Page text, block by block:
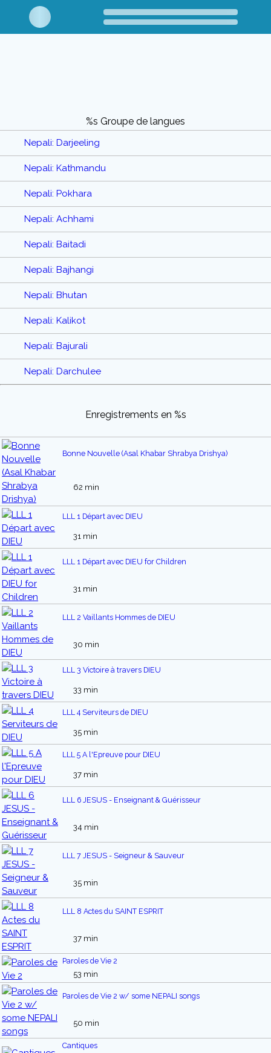
%s Groupe de langues
Nepali: Darjeeling
Nepali: Kathmandu
Nepali: Pokhara
Nepali: Achhami
Nepali: Baitadi
Nepali: Bajhangi
Nepali: Bhutan
Nepali: Kalikot
Nepali: Bajurali
Nepali: Darchulee
Enregistrements en %s
Bonne Nouvelle (Asal Khabar Shrabya Drishya)
62 min
LLL 1 Départ avec DIEU
31 min
LLL 1 Départ avec DIEU for Children
31 min
LLL 2 Vaillants Hommes de DIEU
30 min
LLL 3 Victoire à travers DIEU
33 min
LLL 4 Serviteurs de DIEU
35 min
LLL 5 A l'Epreuve pour DIEU
37 min
LLL 6 JESUS - Enseignant & Guérisseur
34 min
LLL 7 JESUS - Seigneur & Sauveur
35 min
LLL 8 Actes du SAINT ESPRIT
37 min
Paroles de Vie 2
53 min
Paroles de Vie 2 w/ some NEPALI songs
50 min
Cantiques